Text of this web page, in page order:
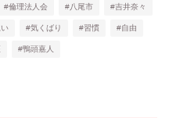
#倫理法人会 #八尾市 #吉井奈々
#気くばり #習慣 #自由
#鴨頭嘉人